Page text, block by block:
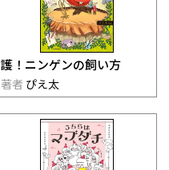
護！ニンゲンの飼い方
著者 ぴえ太